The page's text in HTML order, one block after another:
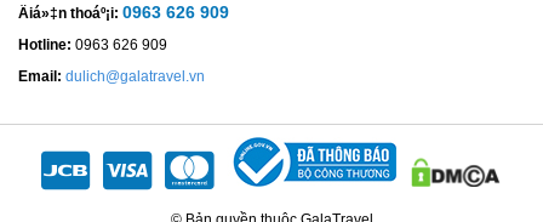
Äiá»‡n thoáº¡i: 0963 626 909
Hotline: 0963 626 909
Email: dulich@galatravel.vn